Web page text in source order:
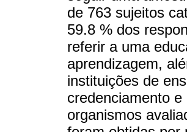
de 763 sujeitos
59.8 % dos
referir a uma
aprendizagem,
instituições de
credenciamento
organismos